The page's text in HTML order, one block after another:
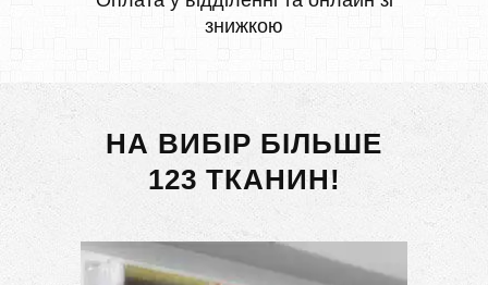
знижкою
НА ВИБІР БІЛЬШЕ
123 ТКАНИН!